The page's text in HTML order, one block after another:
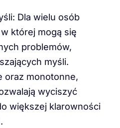
Dla wielu osób
której mogą się
problemów,
myśli.
oraz monotonne,
wyciszyć
większej klarowności